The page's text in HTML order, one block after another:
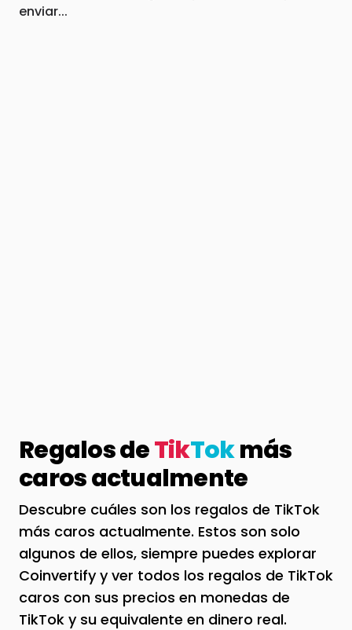
enviar...
Regalos deTikTokmás
caros actualmente
Descubre cuáles son los regalos de TikTok
más caros actualmente. Estos son solo
algunos de ellos, siempre puedes explorar
Coinvertify y ver todos los regalos de TikTok
caros con sus precios en monedas de
TikTok y su equivalente en dinero real.